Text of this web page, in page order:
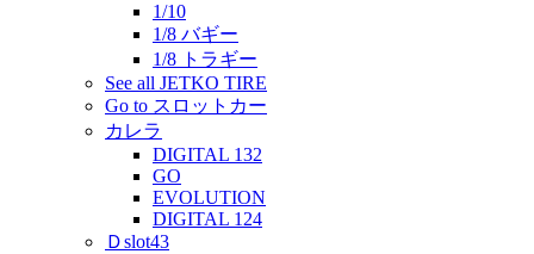
1/10
1/8 バギー
1/8 トラギー
See all JETKO TIRE
Go to スロットカー
カレラ
DIGITAL 132
GO
EVOLUTION
DIGITAL 124
Ｄslot43